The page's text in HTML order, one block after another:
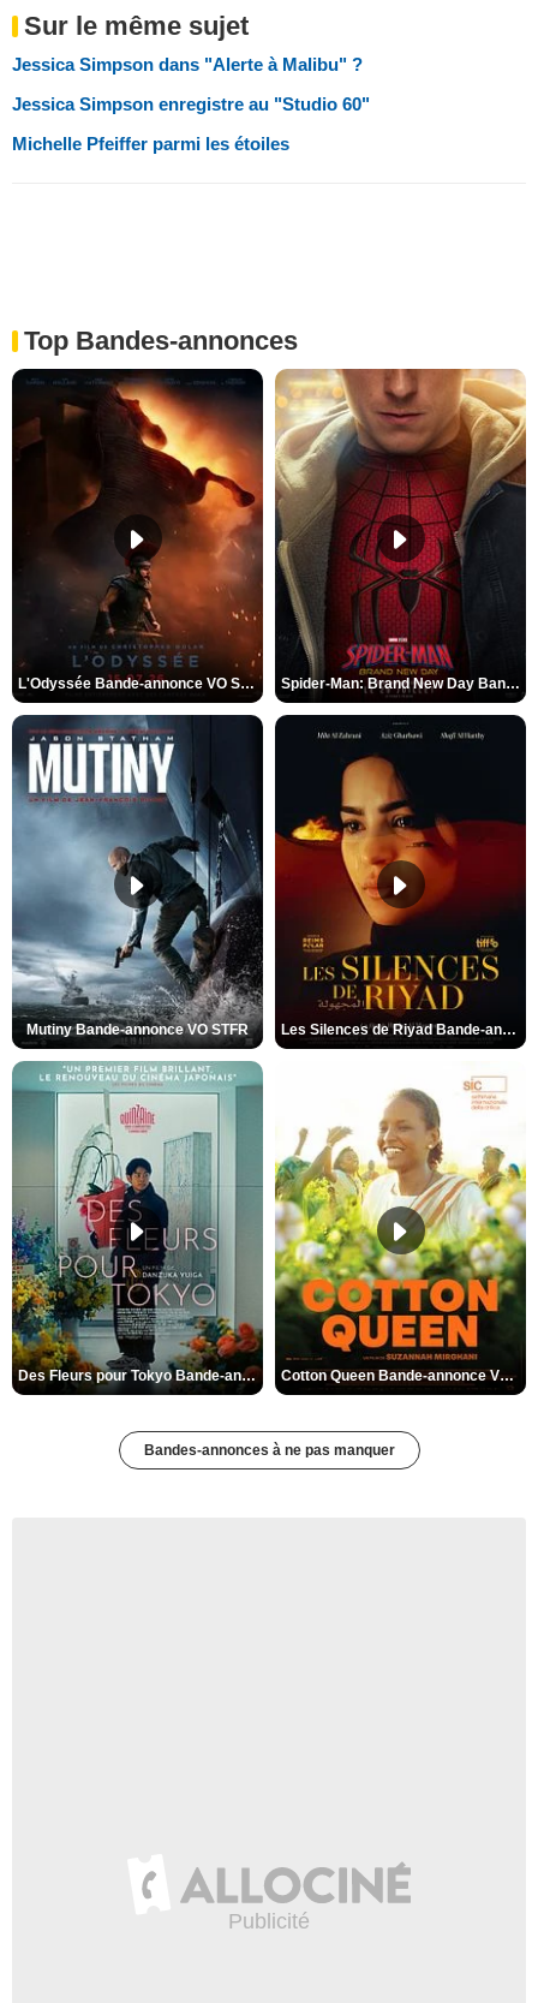
Sur le même sujet
Jessica Simpson dans "Alerte à Malibu" ?
Jessica Simpson enregistre au "Studio 60"
Michelle Pfeiffer parmi les étoiles
Top Bandes-annonces
L'Odyssée Bande-annonce VO STFR Spider-Man: Brand New Day Bande-annonce VO STFR
Mutiny Bande-annonce VO STFR Les Silences de Riyad Bande-annonce VO STFR
Des Fleurs pour Tokyo Bande-annonce VO STFR Cotton Queen Bande-annonce VO STFR
Bandes-annonces à ne pas manquer